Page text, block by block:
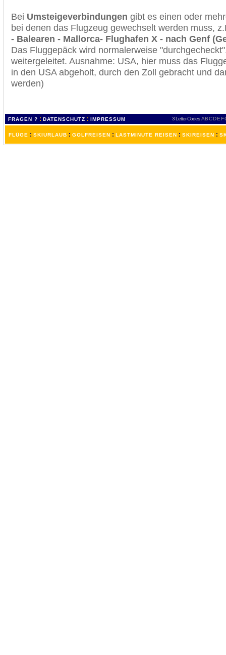
Bei Umsteigeverbindungen gibt es einen oder
bei denen das Flugzeug gewechselt werden muss,
- Balearen - Mallorca- Flughafen X - nach Genf
Das Fluggepäck wird normalerweise
weitergeleitet. Ausnahme: USA, hier muss das
in den USA abgeholt, durch den Zoll gebracht und
werden)
FRAGEN ? : DATENSCHUTZ : IMPRESSUM 3 Letter-Codes ABCDEF
FLÜGE : SKIURLAUB : GOLFREISEN : LASTMINUTE REISEN : SKIREISEN :